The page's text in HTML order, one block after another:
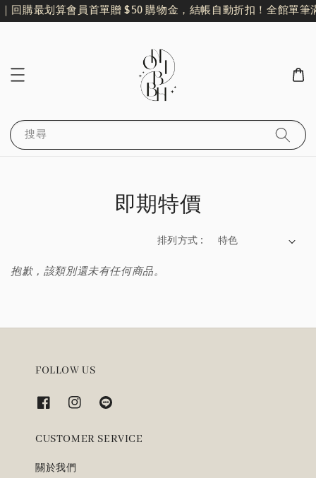
回購最划算會員首單贈 $50 購物金，結帳自動折扣！ 全館單筆
搜尋
即期特價
排列方式 :
抱歉，該類別還未有任何商品。
FOLLOW US
CUSTOMER SERVICE
關於我們